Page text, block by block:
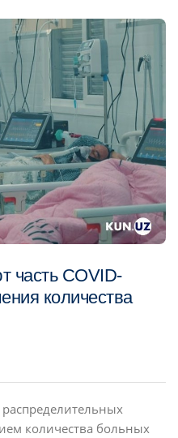
часть COVID-
количества
количества больных